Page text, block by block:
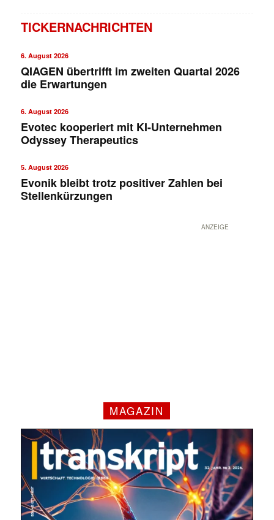
TICKERNACHRICHTEN
6. August 2026
QIAGEN übertrifft im zweiten Quartal 2026
die Erwartungen
6. August 2026
Evotec kooperiert mit KI-Unternehmen
Odyssey Therapeutics
5. August 2026
Evonik bleibt trotz positiver Zahlen bei
Stellenkürzungen
ANZEIGE
MAGAZIN